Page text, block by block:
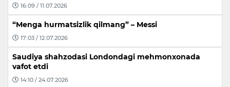
16:09 / 11.07.2026
“Menga hurmatsizlik qilmang” – Messi
17:03 / 12.07.2026
Saudiya shahzodasi Londondagi mehmonxonada
vafot etdi
14:10 / 24.07.2026